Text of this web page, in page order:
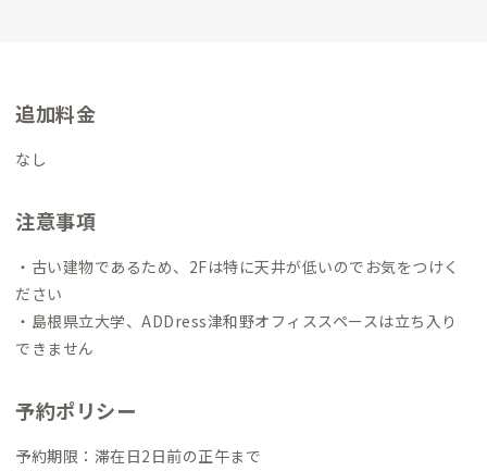
追加料金
なし
注意事項
・古い建物であるため、2Fは特に天井が低いのでお気をつけく
ださい
・島根県立大学、ADDress津和野オフィススペースは立ち入り
できません
予約ポリシー
予約期限：滞在日2日前の正午まで